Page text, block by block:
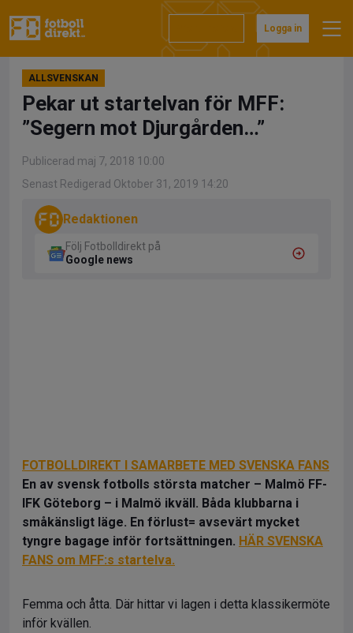
till
Logga in
ALLSVENSKAN
Pekar ut startelvan för MFF:
”Segern mot Djurgården…”
Publicerad maj 7, 2018 10:00
Senast Redigerad Oktober 31, 2019 14:20
Redaktionen
Följ Fotbolldirekt på
Google news
FOTBOLLDIREKT I SAMARBETE MED SVENSKA FANS
En av svensk fotbolls största matcher – Malmö FF-
IFK Göteborg – i Malmö ikväll. Båda klubbarna i
småkänsligt läge. En förlust= avsevärt mycket
tyngre bagage inför fortsättningen. HÄR SVENSKA
FANS om MFF:s startelva.
Femma och åtta. Där hittar vi lagen i detta klassikermöte
inför kvällen.